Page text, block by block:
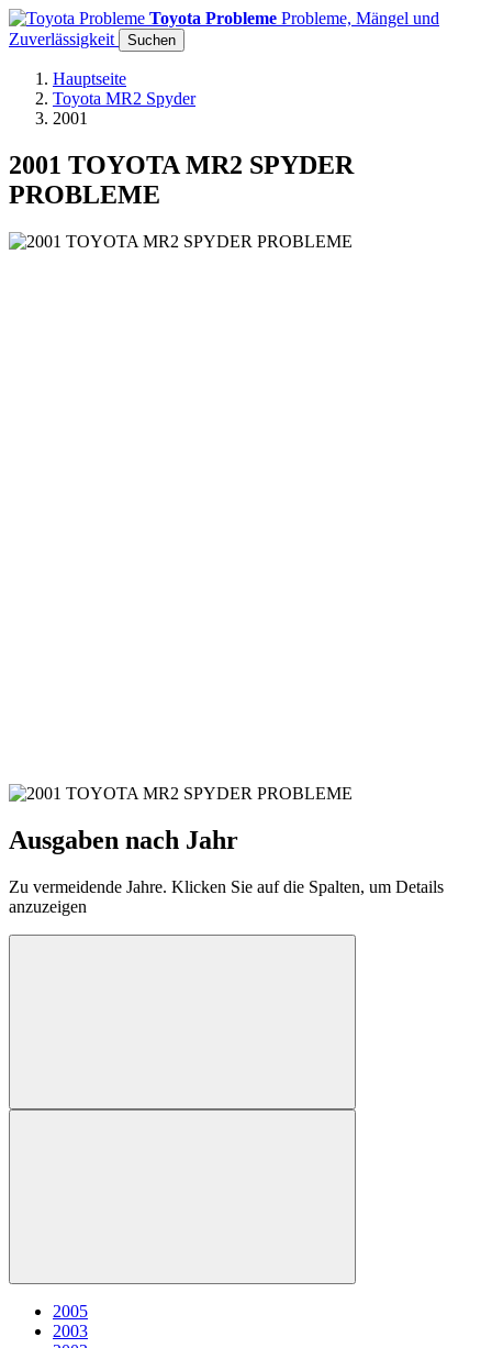
Toyota Probleme Probleme, Mängel und
Zuverlässigkeit
Suchen
Hauptseite
Toyota MR2 Spyder
2001
2001 TOYOTA MR2 SPYDER
PROBLEME
Ausgaben nach Jahr
Zu vermeidende Jahre. Klicken Sie auf die Spalten, um Details
anzuzeigen
2005
2003